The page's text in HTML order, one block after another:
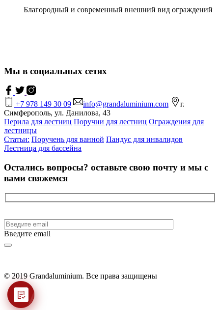
Благородный и современный внешний вид ограждений
Мы в социальных сетях
+7 978 149 30 09 info@grandaluminium.com
г.
Симферополь, ул. Данилова, 43
Перила для лестниц Поручни для лестниц Ограждения для
лестницы
Статьи: Поручень для ванной Пандус для инвалидов
Лестница для бассейна
Остались вопросы? оставьте свою почту и мы с
вами свяжемся
Введите email
© 2019 Grandaluminium. Все права защищены